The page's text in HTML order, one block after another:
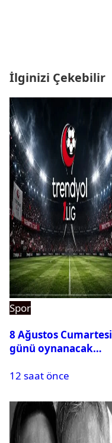
İlginizi Çekebilir
Spor
8 Ağustos Cumartesi
günü oynanacak
12 saat önce